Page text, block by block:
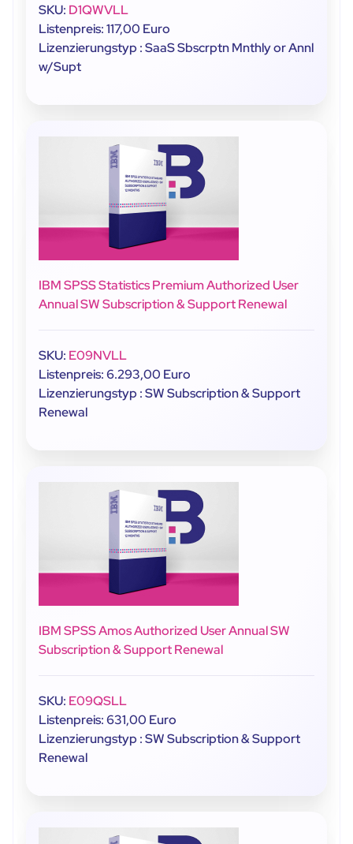
SKU: D1QWVLL
Listenpreis: 117,00 Euro
Lizenzierungstyp : SaaS Sbscrptn Mnthly or Annl
w/Supt
IBM SPSS Statistics Premium Authorized User
Annual SW Subscription & Support Renewal
SKU: E09NVLL
Listenpreis: 6.293,00 Euro
Lizenzierungstyp : SW Subscription & Support
Renewal
IBM SPSS Amos Authorized User Annual SW
Subscription & Support Renewal
SKU: E09QSLL
Listenpreis: 631,00 Euro
Lizenzierungstyp : SW Subscription & Support
Renewal